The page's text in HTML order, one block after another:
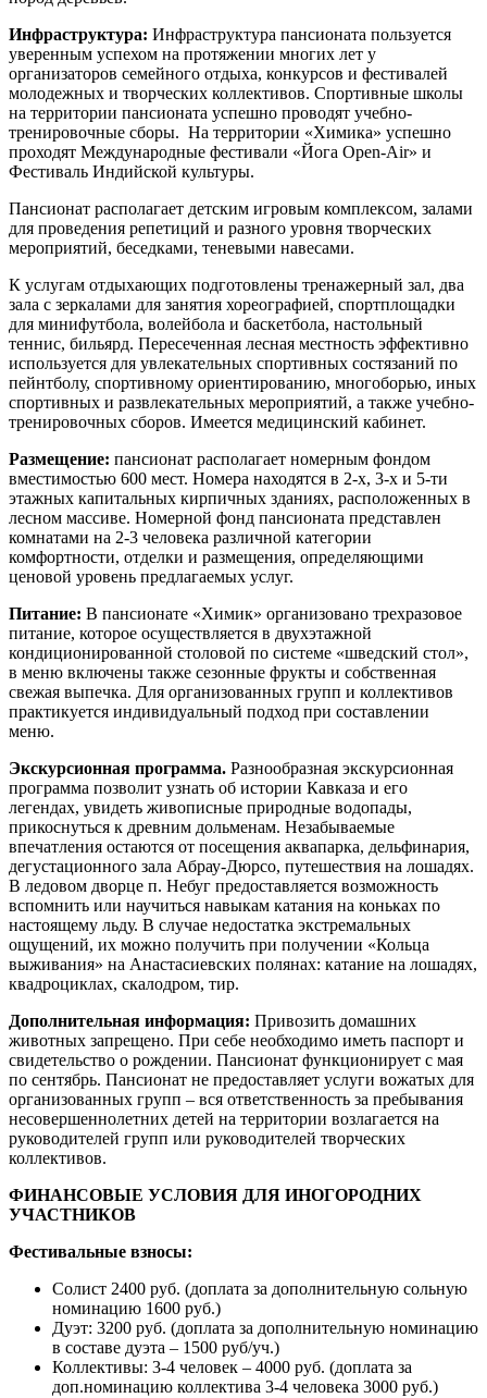
Инфраструктура: Инфраструктура пансионата пользуется
уверенным успехом на протяжении многих лет у
организаторов семейного отдыха, конкурсов и фестивалей
молодежных и творческих коллективов. Спортивные школы
на территории пансионата успешно проводят учебно-
тренировочные сборы. На территории «Химика» успешно
проходят Международные фестивали «Йога Open-Air» и
Фестиваль Индийской культуры.
Пансионат располагает детским игровым комплексом, залами
для проведения репетиций и разного уровня творческих
мероприятий, беседками, теневыми навесами.
К услугам отдыхающих подготовлены тренажерный зал, два
зала с зеркалами для занятия хореографией, спортплощадки
для минифутбола, волейбола и баскетбола, настольный
теннис, бильярд. Пересеченная лесная местность эффективно
используется для увлекательных спортивных состязаний по
пейнтболу, спортивному ориентированию, многоборью, иных
спортивных и развлекательных мероприятий, а также учебно-
тренировочных сборов. Имеется медицинский кабинет.
Размещение: пансионат располагает номерным фондом
вместимостью 600 мест. Номера находятся в 2-х, 3-х и 5-ти
этажных капитальных кирпичных зданиях, расположенных в
лесном массиве. Номерной фонд пансионата представлен
комнатами на 2-3 человека различной категории
комфортности, отделки и размещения, определяющими
ценовой уровень предлагаемых услуг.
Питание: В пансионате «Химик» организовано трехразовое
питание, которое осуществляется в двухэтажной
кондиционированной столовой по системе «шведский стол»,
в меню включены также сезонные фрукты и собственная
свежая выпечка. Для организованных групп и коллективов
практикуется индивидуальный подход при составлении
меню.
Экскурсионная программа. Разнообразная экскурсионная
программа позволит узнать об истории Кавказа и его
легендах, увидеть живописные природные водопады,
прикоснуться к древним дольменам. Незабываемые
впечатления остаются от посещения аквапарка, дельфинария,
дегустационного зала Абрау-Дюрсо, путешествия на лошадях.
В ледовом дворце п. Небуг предоставляется возможность
вспомнить или научиться навыкам катания на коньках по
настоящему льду. В случае недостатка экстремальных
ощущений, их можно получить при получении «Кольца
выживания» на Анастасиевских полянах: катание на лошадях,
квадроциклах, скалодром, тир.
Дополнительная информация: Привозить домашних
животных запрещено. При себе необходимо иметь паспорт и
свидетельство о рождении. Пансионат функционирует с мая
по сентябрь. Пансионат не предоставляет услуги вожатых для
организованных групп – вся ответственность за пребывания
несовершеннолетних детей на территории возлагается на
руководителей групп или руководителей творческих
коллективов.
ФИНАНСОВЫЕ УСЛОВИЯ ДЛЯ ИНОГОРОДНИХ
УЧАСТНИКОВ
Фестивальные взносы:
Солист 2400 руб. (доплата за дополнительную сольную
номинацию 1600 руб.)
Дуэт: 3200 руб. (доплата за дополнительную номинацию
в составе дуэта – 1500 руб/уч.)
Коллективы: 3-4 человек – 4000 руб. (доплата за
доп.номинацию коллектива 3-4 человека 3000 руб.)